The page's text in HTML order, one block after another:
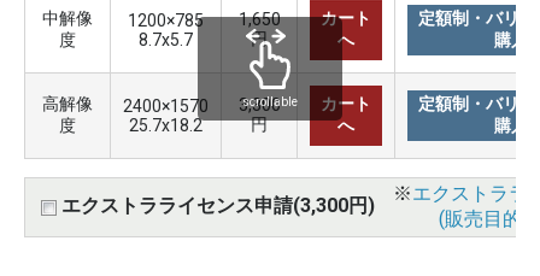
中解像
度
1200×785
8.7x5.7
1,650
円
カート
へ
定額制・バリ
購入
高解像
度
2400×1570
25.7x18.2
3,300
円
カート
へ
定額制・バリ
購入
エクストラライセンス申請(3,300円)
※エクストララ
(販売目的
scrollable